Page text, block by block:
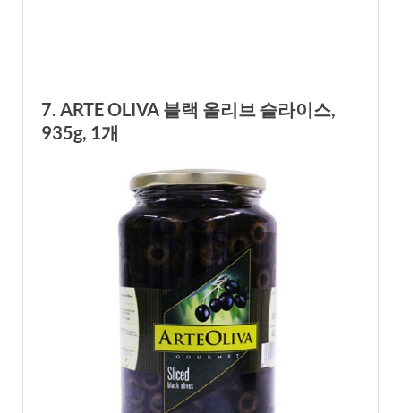
7. ARTE OLIVA 블랙 올리브 슬라이스,
935g, 1개